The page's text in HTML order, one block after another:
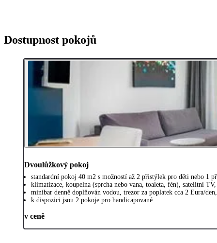
Dostupnost pokojů
Dvoulůžkový pokoj
standardní pokoj 40 m2 s možností až 2 přistýlek pro děti nebo 1
klimatizace, koupelna (sprcha nebo vana, toaleta, fén), satelitní
minibar denně doplňován vodou, trezor za poplatek cca 2 Eura/
k dispozici jsou 2 pokoje pro handicapované
v ceně